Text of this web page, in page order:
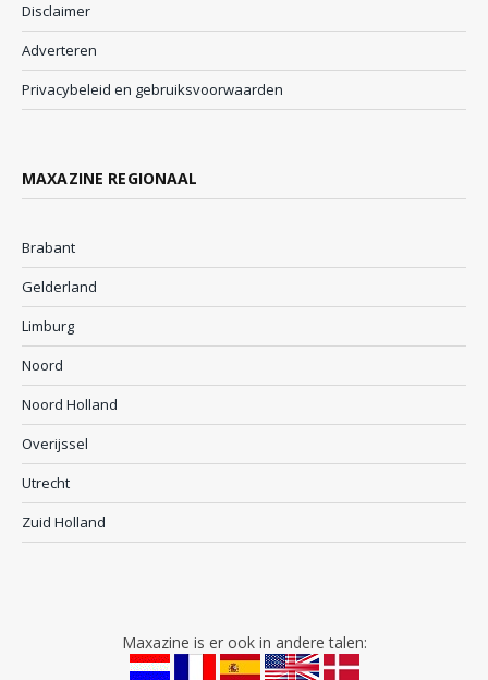
Disclaimer
Adverteren
Privacybeleid en gebruiksvoorwaarden
MAXAZINE REGIONAAL
Brabant
Gelderland
Limburg
Noord
Noord Holland
Overijssel
Utrecht
Zuid Holland
Maxazine is er ook in andere talen: